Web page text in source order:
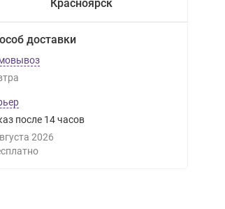
Красноярск
доставки
после 14 часов
2026